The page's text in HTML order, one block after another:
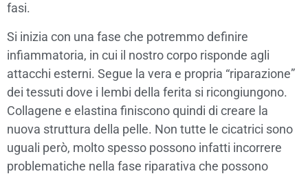
fasi.
Si inizia con una fase che potremmo definire
infiammatoria, in cui il nostro corpo risponde agli
attacchi esterni. Segue la vera e propria “riparazione”
dei tessuti dove i lembi della ferita si ricongiungono.
Collagene e elastina finiscono quindi di creare la
nuova struttura della pelle. Non tutte le cicatrici sono
uguali però, molto spesso possono infatti incorrere
problematiche nella fase riparativa che possono